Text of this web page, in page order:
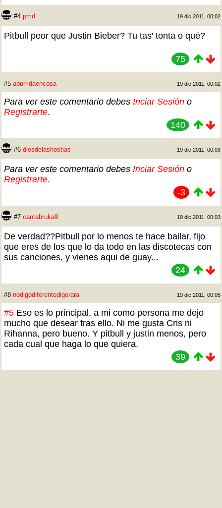
#4 pmd 19 dic 2011, 00:02
Pitbull peor que Justin Bieber? Tu tas' tonta o qué?
75
#5 aburridaencasa 19 dic 2011, 00:02
Para ver este comentario debes Inciar Sesión o
Registrarte.
140
#6 diosdelashostias 19 dic 2011, 00:03
Para ver este comentario debes Inciar Sesión o
Registrarte.
-3
#7 cantabruka9 19 dic 2011, 00:03
De verdad??Pitbull por lo menos te hace bailar, fijo
que eres de los que lo da todo en las discotecas con
sus canciones, y vienes aqui de guay...
24
#8 nodigodiferentedigorara 19 dic 2011, 00:05
#5 Eso es lo principal, a mi como persona me dejo
mucho que desear tras ello. Ni me gusta Cris ni
Rihanna, pero bueno. Y pitbull y justin menos, pero
cada cual que haga lo que quiera.
39